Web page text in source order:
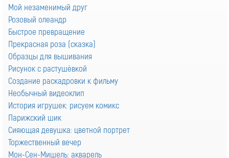
Мой незаменимый друг
Розовый олеандр
Быстрое превращение
Прекрасная роза (сказка)
Образцы для вышивания
Рисунок с растушёвкой
Создание раскадровки к фильму
Необычный видеоклип
История игрушек: рисуем комикс
Парижский шик
Сияющая девушка: цветной портрет
Торжественный вечер
Мон-Сен-Мишель: акварель